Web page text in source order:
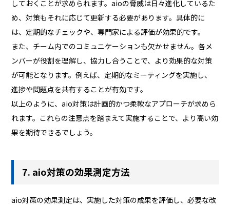
しておくことが求められます。aioの脅威は日々進化しているた
め、対策もそれに応じて更新する必要があります。具体的に
は、定期的なチェックや、専門家による評価が効果的です。
また、チーム内でのコミュニケーションも欠かせません。各メ
ンバーが役割を理解し、協力し合うことで、より効果的な対策
が可能となります。例えば、定期的なミーティングを実施し、
進捗や問題点を共有することが有効です。
以上のように、aio対策は計画的かつ柔軟なアプローチが求めら
れます。これらの注意点を踏まえて実施することで、より高い効
果を期待できるでしょう。
7. aio対策の効果測定方法
aio対策の効果測定は、実施した対策の成果を評価し、必要な改